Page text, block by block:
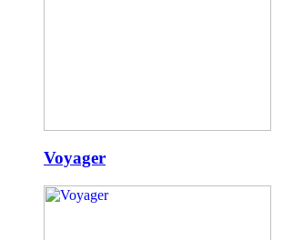
Voyager